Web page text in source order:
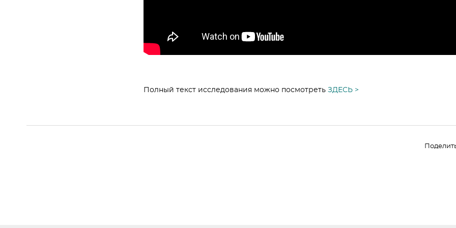
Полный текст исследования можно посмотреть ЗДЕСЬ >